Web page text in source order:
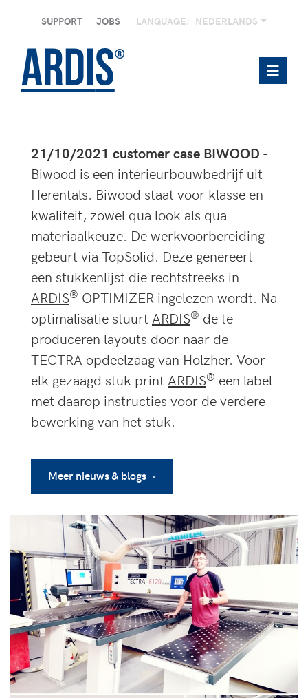
SUPPORT JOBS LANGUAGE: NEDERLANDS
21/10/2021 customer case BIWOOD -
Biwood is een interieurbouwbedrijf uit
Herentals. Biwood staat voor klasse en
kwaliteit, zowel qua look als qua
materiaalkeuze. De werkvoorbereiding
gebeurt via TopSolid. Deze genereert
een stukkenlijst die rechtstreeks in
ARDIS® OPTIMIZER ingelezen wordt. Na
optimalisatie stuurt ARDIS® de te
produceren layouts door naar de
TECTRA opdeelzaag van Holzher. Voor
elk gezaagd stuk print ARDIS® een label
met daarop instructies voor de verdere
bewerking van het stuk.
Meer nieuws & blogs ›